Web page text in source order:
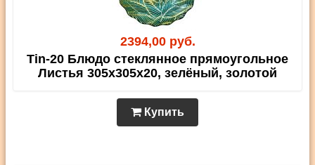
2394,00 руб.
Tin-20 Блюдо стеклянное прямоугольное
Листья 305х305х20, зелёный, золотой
Купить